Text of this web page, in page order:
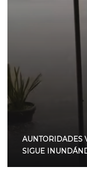
AUNTORIDADES
SIGUE